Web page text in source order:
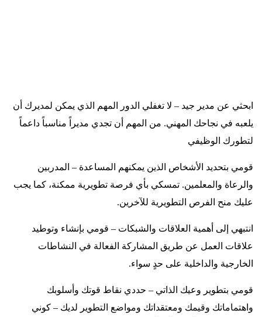
ابحثي عن مدير جيد – لا تغفلي الدور المهم الذي يمكن لمديرك أن
يلعبه في نجاحك المهني. من المهم أن تجدي مديراً مناسباً داعماً
لتطورك الوظيفي
قومي بتحديد الأشخاص الذين يمكنهم المساعدة – المدربين
والرعاة والمعلمين. تمسكي بأي فرصة تطويرية ممكنة، كما يجب
عليك منح الفرص التطويرية للآخرين.
انتبهي إلى أهمية العلاقات والشبكات – قومي بإنشاء وتوطيد
علاقات العمل عن طريق المشاركة الفعالة في النشاطات
الخارجية والداخلية على حدٍ سواء.
قومي بتطوير وعيك الذاتي – حددي نقاط قوتك وأسلوبك
واهتماماتك وقيمك ومعتقداتك ومواضع التطوير لديك – كوني